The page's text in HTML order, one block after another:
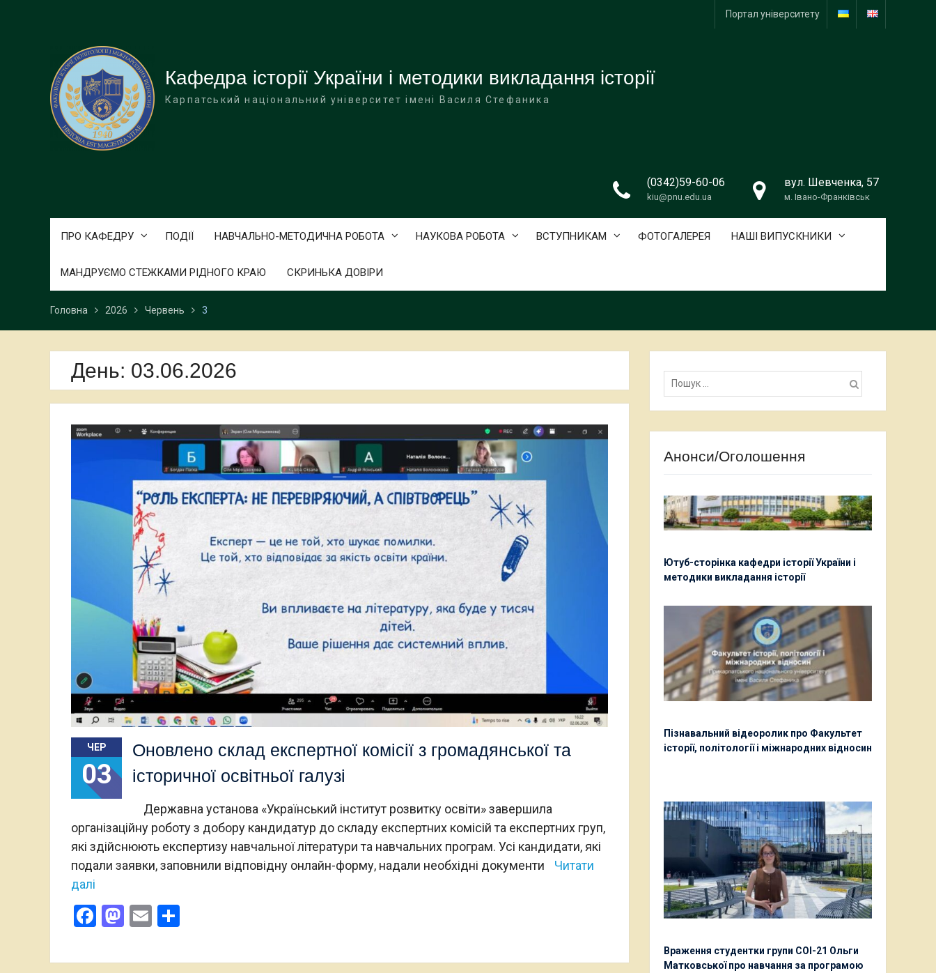
Портал університету
Кафедра історії України і методики викладання історії
Карпатський національний університет імені Василя Стефаника
(0342)59-60-06
kiu@pnu.edu.ua
вул. Шевченка, 57
м. Івано-Франківськ
ПРО КАФЕДРУ ПОДІЇ НАВЧАЛЬНО-МЕТОДИЧНА РОБОТА НАУКОВА РОБОТА ВСТУПНИКАМ ФОТОГАЛЕРЕЯ НАШІ ВИПУСКНИКИ
МАНДРУЄМО СТЕЖКАМИ РІДНОГО КРАЮ СКРИНЬКА ДОВІРИ
Головна 2026 Червень 3
День: 03.06.2026
ЧЕР
03
Оновлено склад експертної комісії з громадянської та
історичної освітньої галузі
Державна установа «Український інститут розвитку освіти» завершила
організаційну роботу з добору кандидатур до складу експертних комісій та експертних груп,
які здійснюють експертизу навчальної літератури та навчальних програм. Усі кандидати, які
подали заявки, заповнили відповідну онлайн-форму, надали необхідні документи
Читати
далі
Facebook
Mastodon
Email
Пошук:
Анонси/Оголошення
Ютуб-сторінка кафедри історії України і
методики викладання історії
Пізнавальний відеоролик про Факультет
історії, політології і міжнародних відносин
Враження студентки групи СОІ-21 Ольги
Матковської про навчання за програмою